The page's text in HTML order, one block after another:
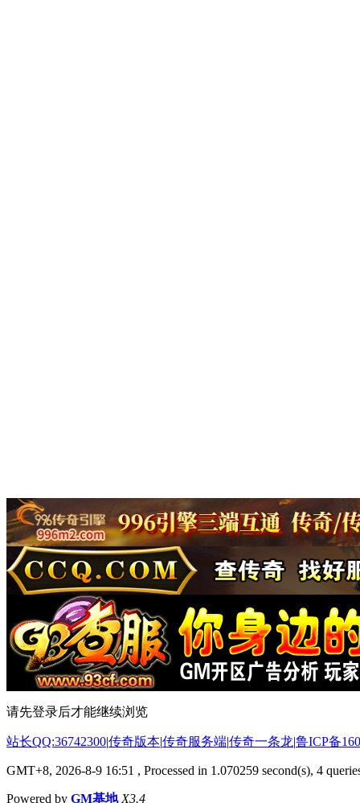
请先登录后才能继续浏览
站长QQ:36742300|传奇版本|传奇服务端|传奇一条龙|鲁ICP备
GMT+8, 2026-8-9 16:51 , Processed in 1.070259 second(s), 4
Powered by GM基地 X3.4